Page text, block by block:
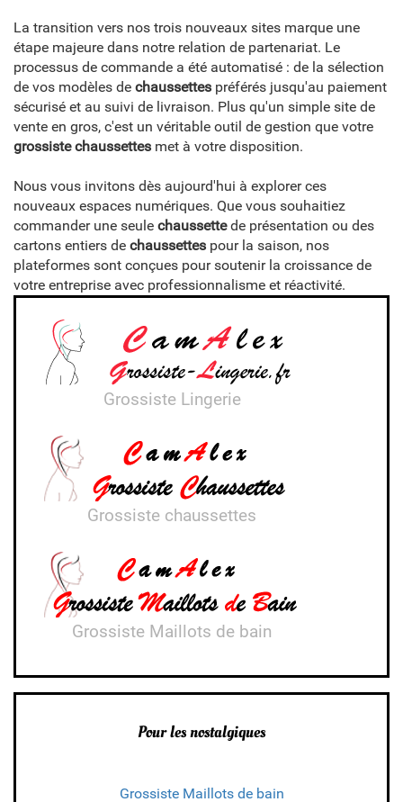
La transition vers nos trois nouveaux sites marque une
étape majeure dans notre relation de partenariat. Le
processus de commande a été automatisé : de la sélection
de vos modèles de chaussettes préférés jusqu'au paiement
sécurisé et au suivi de livraison. Plus qu'un simple site de
vente en gros, c'est un véritable outil de gestion que votre
grossiste chaussettes met à votre disposition.
Nous vous invitons dès aujourd'hui à explorer ces
nouveaux espaces numériques. Que vous souhaitiez
commander une seule chaussettede présentation ou des
cartons entiers de chaussettes pour la saison, nos
plateformes sont conçues pour soutenir la croissance de
votre entreprise avec professionnalisme et réactivité.
Grossiste Lingerie
Grossiste chaussettes
Grossiste Maillots de bain
Pour les nostalgiques
Grossiste Maillots de bain